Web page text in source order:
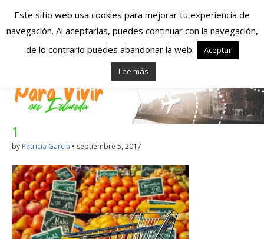
Españoles en
Irlanda – Vivir en
Irlanda – Trabajo
en Irlanda –
Alojamiento en
Irlanda
Blog dedicado a los que viven, estudian y trabajan en
Irlanda!
1
by Patricia Garcia • septiembre 5, 2017
Este sitio web usa cookies para mejorar tu experiencia de
navegación. Al aceptarlas, puedes continuar con la navegación,
de lo contrario puedes abandonar la web.
Aceptar
Lee más